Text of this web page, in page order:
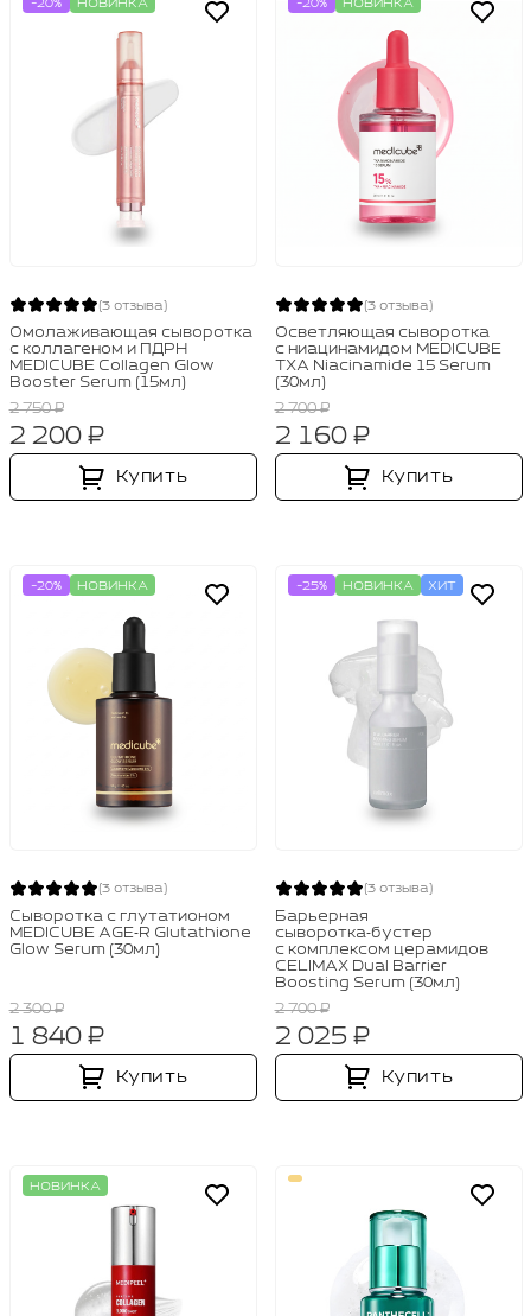
-20% НОВИНКА
(3 отзыва)
Омолаживающая сыворотка
с коллагеном и ПДРН
MEDICUBE Collagen Glow
Booster Serum (15мл)
2 750 ₽
2 200 ₽
Купить
-20% НОВИНКА
(3 отзыва)
Осветляющая сыворотка
с ниацинамидом MEDICUBE
TXA Niacinamide 15 Serum
(30мл)
2 700 ₽
2 160 ₽
Купить
-20% НОВИНКА
(3 отзыва)
Сыворотка с глутатионом
MEDICUBE AGE‑R Glutathione
Glow Serum (30мл)
2 300 ₽
1 840 ₽
Купить
-25% НОВИНКА ХИТ
(3 отзыва)
Барьерная
сыворотка‑бустер
с комплексом церамидов
CELIMAX Dual Barrier
Boosting Serum (30мл)
2 700 ₽
2 025 ₽
Купить
НОВИНКА